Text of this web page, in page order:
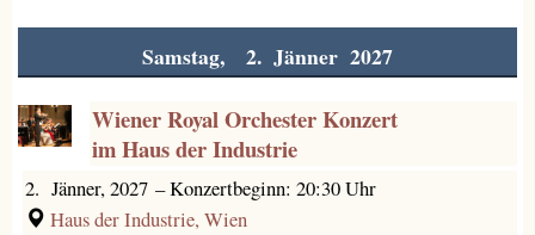
Samstag, 2. Jänner 2027
Wiener Royal Orchester Konzert
im Haus der Industrie
2. Jänner, 2027 –Konzertbeginn: 20:30 Uhr
Haus der Industrie, Wien